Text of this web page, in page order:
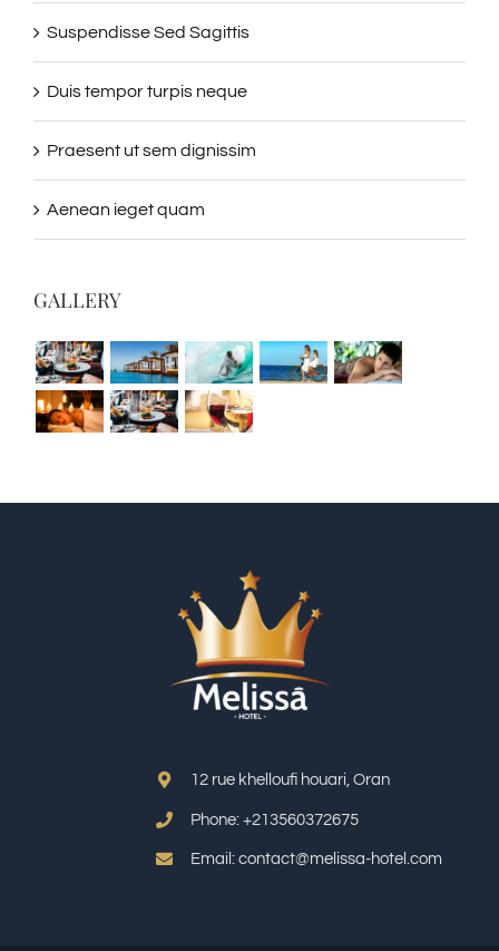
Suspendisse Sed Sagittis
Duis tempor turpis neque
Praesent ut sem dignissim
Aenean ieget quam
GALLERY
12 rue khelloufi houari, Oran
Phone: +213560372675
Email: contact@melissa-hotel.com